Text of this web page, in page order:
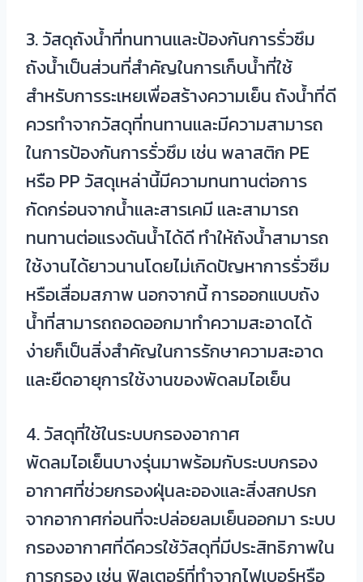
3. วัสดุถังน้ำที่ทนทานและป้องกันการรั่วซึม
ถังน้ำเป็นส่วนที่สำคัญในการเก็บน้ำที่ใช้
สำหรับการระเหยเพื่อสร้างความเย็น ถังน้ำที่ดี
ควรทำจากวัสดุที่ทนทานและมีความสามารถ
ในการป้องกันการรั่วซึม เช่น พลาสติก PE
หรือ PP วัสดุเหล่านี้มีความทนทานต่อการ
กัดกร่อนจากน้ำและสารเคมี และสามารถ
ทนทานต่อแรงดันน้ำได้ดี ทำให้ถังน้ำสามารถ
ใช้งานได้ยาวนานโดยไม่เกิดปัญหาการรั่วซึม
หรือเสื่อมสภาพ นอกจากนี้ การออกแบบถัง
น้ำที่สามารถถอดออกมาทำความสะอาดได้
ง่ายก็เป็นสิ่งสำคัญในการรักษาความสะอาด
และยืดอายุการใช้งานของพัดลมไอเย็น
4. วัสดุที่ใช้ในระบบกรองอากาศ
พัดลมไอเย็นบางรุ่นมาพร้อมกับระบบกรอง
อากาศที่ช่วยกรองฝุ่นละอองและสิ่งสกปรก
จากอากาศก่อนที่จะปล่อยลมเย็นออกมา ระบบ
กรองอากาศที่ดีควรใช้วัสดุที่มีประสิทธิภาพใน
การกรอง เช่น ฟิลเตอร์ที่ทำจากไฟเบอร์หรือ